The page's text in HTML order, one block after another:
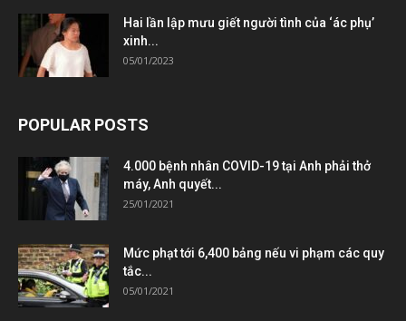
Hai lần lập mưu giết người tình của ‘ác phụ’
xinh...
05/01/2023
POPULAR POSTS
4.000 bệnh nhân COVID-19 tại Anh phải thở
máy, Anh quyết...
25/01/2021
Mức phạt tới 6,400 bảng nếu vi phạm các quy
tắc...
05/01/2021